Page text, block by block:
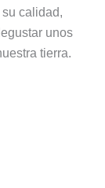
calidad,
unos
tierra.